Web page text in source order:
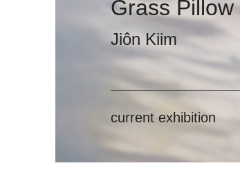
Grass Pillow
Jiôn Kiim
current exhibition